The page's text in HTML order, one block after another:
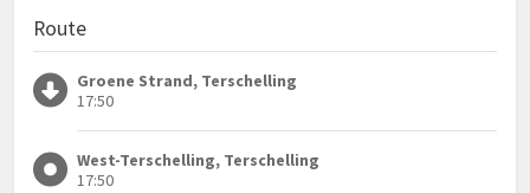
Route
Groene Strand, Terschelling
17:50
West-Terschelling, Terschelling
17:50